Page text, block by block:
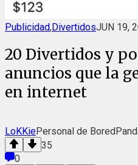
Publicidad,DivertidosJUN 19,
20 Divertidos y
anuncios que la
en internet
LoKKiePersonal de
35
0